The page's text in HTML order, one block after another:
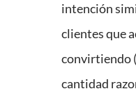
intención
clientes que
convirtiendo
cantidad